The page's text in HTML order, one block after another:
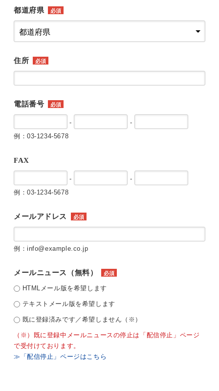
都道府県 必須
住所 必須
電話番号 必須
-
-
例：03-1234-5678
FAX
-
-
例：03-1234-5678
メールアドレス 必須
例：info@example.co.jp
メールニュース（無料） 必須
HTMLメール版を希望します
テキストメール版を希望します
既に登録済みです／希望しません（※）
（※）既に登録中メールニュースの停止は「配信停止」ページ
で受付けております。
≫「配信停止」ページはこちら